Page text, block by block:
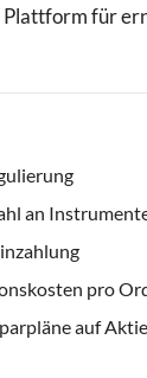
für
an
pro
auf